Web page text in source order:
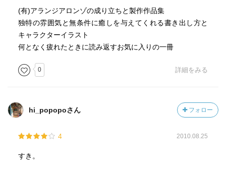
(有)アランジアロンゾの成り立ちと製作作品集
独特の雰囲気と無条件に癒しを与えてくれる書き出し方と
キャラクターイラスト
何となく疲れたときに読み返すお気に入りの一冊
0 詳細をみる
hi_popopoさん フォロー
4 2010.08.25
すき。